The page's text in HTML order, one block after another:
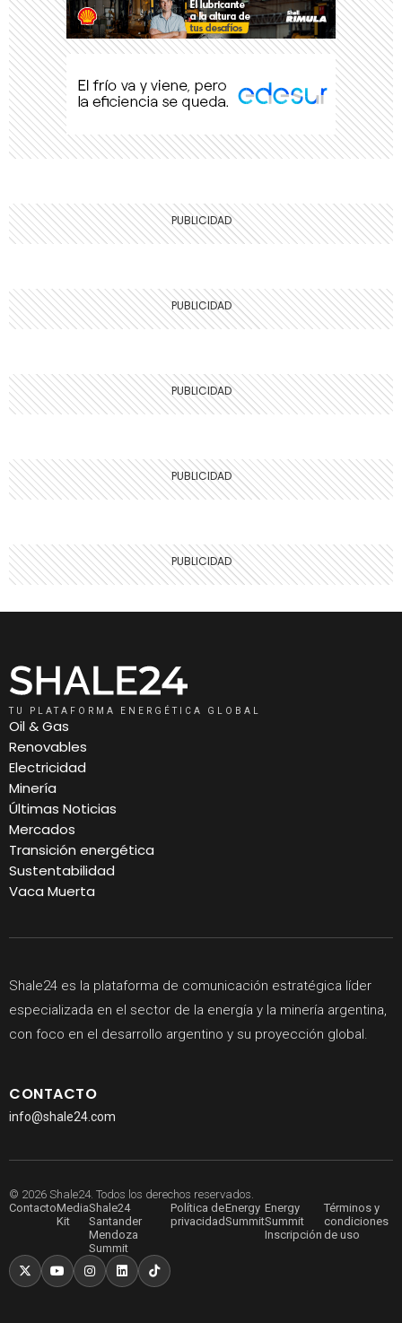
TU PLATAFORMA ENERGÉTICA GLOBAL
Oil & Gas
Renovables
Electricidad
Minería
Últimas Noticias
Mercados
Transición energética
Sustentabilidad
Vaca Muerta
Shale24 es la plataforma de comunicación estratégica líder
especializada en el sector de la energía y la minería argentina,
con foco en el desarrollo argentino y su proyección global.
CONTACTO
info@shale24.com
© 2026 Shale24. Todos los derechos reservados.
ContactoMedia
Kit
Shale24
Santander
Mendoza
Summit
Política de
privacidad
Energy
Summit
Energy
Summit
Inscripción
Términos y
condiciones
de uso